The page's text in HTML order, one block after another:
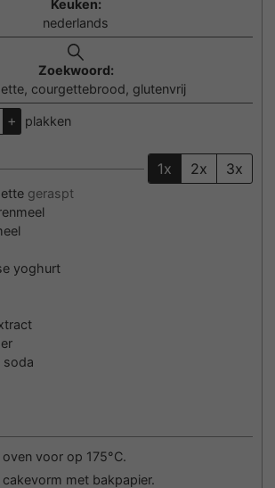
Keuken:
nederlands
Zoekwoord:
courgettebrood, glutenvrij
+ plakken
1x 2x 3x
geraspt
yoghurt
soda
voor op 175°C.
cakevorm met bakpapier.